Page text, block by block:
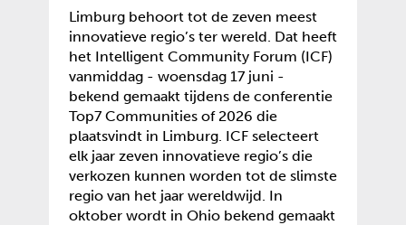
Limburg behoort tot de zeven meest
innovatieve regio’s ter wereld. Dat heeft
het Intelligent Community Forum (ICF)
vanmiddag - woensdag 17 juni -
bekend gemaakt tijdens de conferentie
Top7 Communities of 2026 die
plaatsvindt in Limburg. ICF selecteert
elk jaar zeven innovatieve regio’s die
verkozen kunnen worden tot de slimste
regio van het jaar wereldwijd. In
oktober wordt in Ohio bekend gemaakt